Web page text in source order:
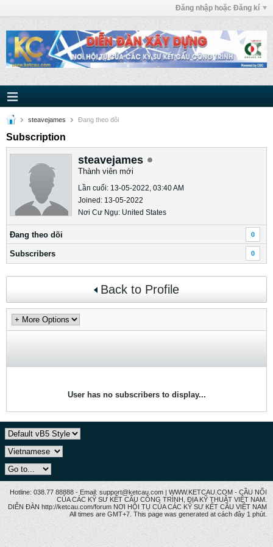
Đăng nhập hoặc Đăng kí
steavejames Ðang theo dõi
Subscription
steavejames
Thành viên mới
Lần cuối: 13-05-2022, 03:40 AM
Joined: 13-05-2022
Nơi Cư Ngụ: United States
Ðang theo dõi 0
Subscribers 0
Back to Profile
User has no subscribers to display...
Hotline: 038.77 88888 - Email: support@ketcau.com | WWW.KETCAU.COM - CẦU NỐI
CỦA CÁC KỸ SƯ KẾT CẤU CÔNG TRÌNH, ĐỊA KỸ THUẬT VIỆT NAM.
DIỄN ĐÀN http://ketcau.com/forum NƠI HỘI TỤ CỦA CÁC KỸ SƯ KẾT CÂU VIỆT NAM
All times are GMT+7. This page was generated at cách đây 1 phút.